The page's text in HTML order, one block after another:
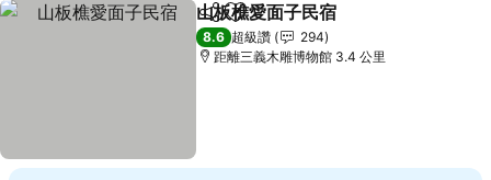
分享 加入我的最愛
山板樵愛面子民宿
8.6 超級讚
294
距離三義木雕博物館 3.4 公里